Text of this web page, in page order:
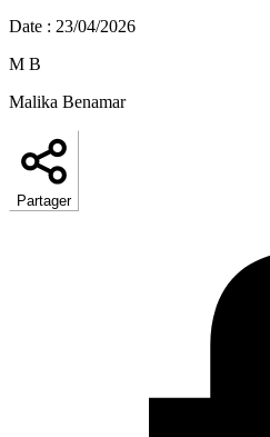
Date : 23/04/2026
M B
Malika Benamar
Partager